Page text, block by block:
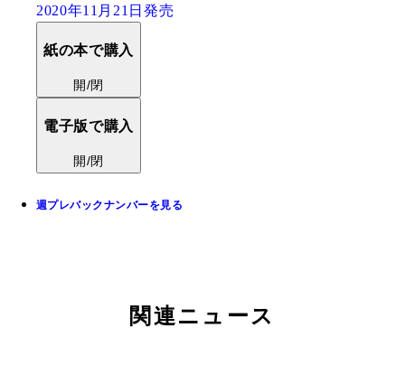
2020年11月21日発売
紙の本で購入
開/閉
電子版で購入
開/閉
週プレバックナンバーを見る
関連ニュース